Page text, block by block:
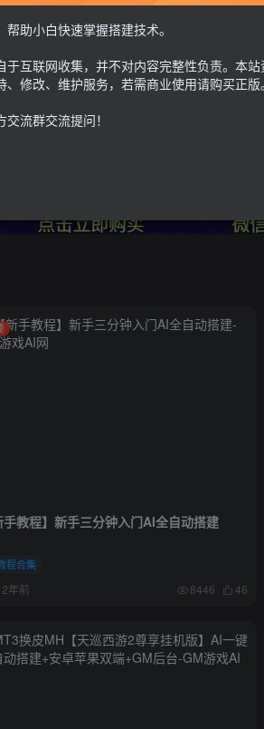
服务器购买 推荐
手教程】新手三分钟入门AI全自动搭建
程合集
2年前 8446 46
助小白快速掌握搭建技术。
互联网收集，并不对内容完整性负责。本
修改、维护服务，若需商业使用请购买正版。
流群交流提问！